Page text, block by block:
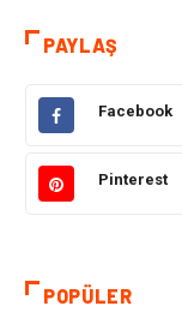
Gıda
Otomotiv
PAYLAŞ
Facebook
Pinterest
POPÜLER